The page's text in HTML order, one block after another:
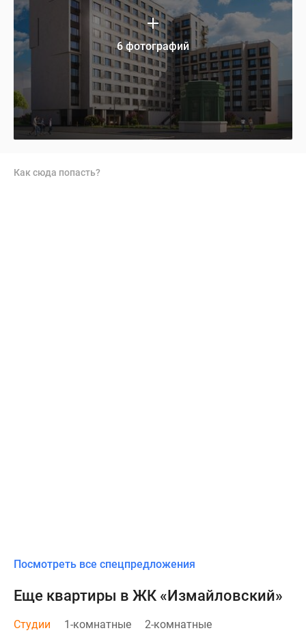
6 фотографий
Как сюда попасть?
Посмотреть все спецпредложения
Еще квартиры в ЖК «Измайловский»
Студии 1-комнатные 2-комнатные